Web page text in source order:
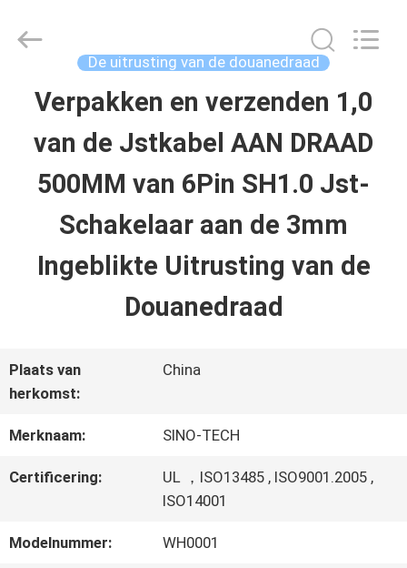
HUIS
PRODUCTEN
VIDEO'S
KWALITEITSCONTROLE
NEEM
Media
De uitrusting van de douanedraad
Verpakken en verzenden 1,0
van de Jstkabel AAN DRAAD
500MM van 6Pin SH1.0 Jst-
Schakelaar aan de 3mm
Ingeblikte Uitrusting van de
Douanedraad
Plaats van
herkomst:
China
Merknaam: SINO-TECH
Certificering:
UL ，ISO13485 , ISO9001.2005 ,
ISO14001
Modelnummer: WH0001